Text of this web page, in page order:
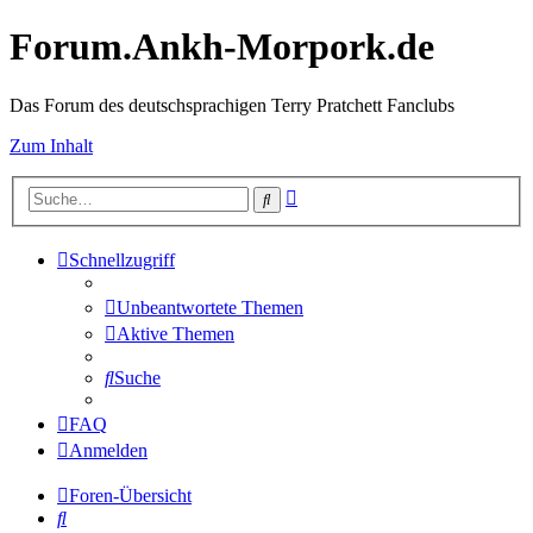
Forum.Ankh-Morpork.de
Das Forum des deutschsprachigen Terry Pratchett Fanclubs
Zum Inhalt
Suche
Schnellzugriff
Unbeantwortete Themen
Aktive Themen
Suche
FAQ
Anmelden
Foren-Übersicht
Suche